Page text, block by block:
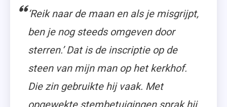
‘Reik naar de maan en als je misgrijpt,
ben je nog steeds omgeven door
sterren.’ Dat is de inscriptie op de
steen van mijn man op het kerkhof.
Die zin gebruikte hij vaak. Met
opgewekte stembetuigingen sprak hij